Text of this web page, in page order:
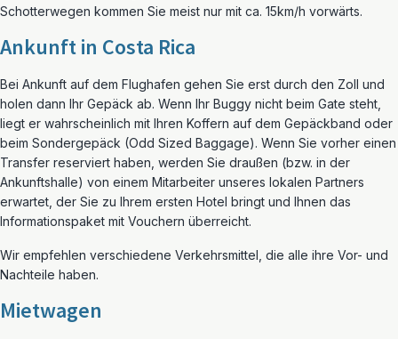
Schotterwegen kommen Sie meist nur mit ca. 15km/h vorwärts.
Ankunft in Costa Rica
Bei Ankunft auf dem Flughafen gehen Sie erst durch den Zoll und
holen dann Ihr Gepäck ab. Wenn Ihr Buggy nicht beim Gate steht,
liegt er wahrscheinlich mit Ihren Koffern auf dem Gepäckband oder
beim Sondergepäck (Odd Sized Baggage). Wenn Sie vorher einen
Transfer reserviert haben, werden Sie draußen (bzw. in der
Ankunftshalle) von einem Mitarbeiter unseres lokalen Partners
erwartet, der Sie zu Ihrem ersten Hotel bringt und Ihnen das
Informationspaket mit Vouchern überreicht.
Wir empfehlen verschiedene Verkehrsmittel, die alle ihre Vor- und
Nachteile haben.
Mietwagen